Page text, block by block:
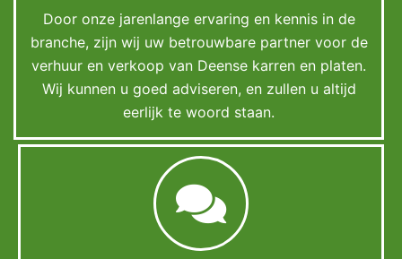
Door onze jarenlange ervaring en kennis in de
branche, zijn wij uw betrouwbare partner voor de
verhuur en verkoop van Deense karren en platen.
Wij kunnen u goed adviseren, en zullen u altijd
eerlijk te woord staan.